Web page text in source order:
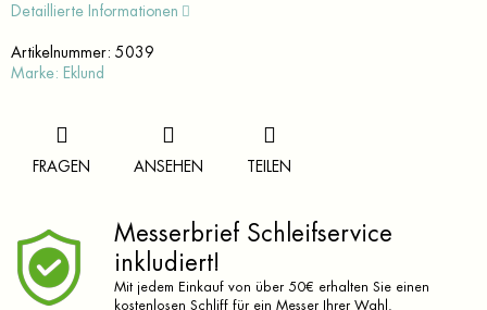
Detaillierte Informationen
Artikelnummer: 5039
Marke: Eklund
FRAGEN ANSEHEN TEILEN
Messerbrief Schleifservice
inkludiert!
Mit jedem Einkauf von über 50€ erhalten Sie einen
kostenlosen Schliff für ein Messer Ihrer Wahl.